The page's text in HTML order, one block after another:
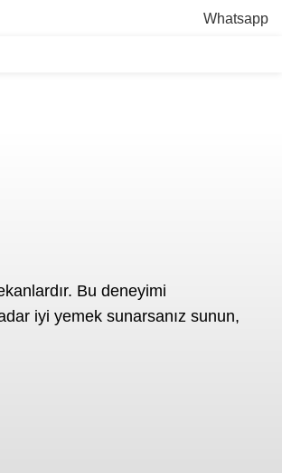
Whatsapp
Bu deneyimi
iyi yemek sunarsanız sunun,